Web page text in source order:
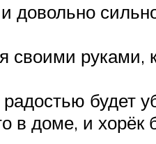
довольно
своими руками,
будет
в доме, и хорёк